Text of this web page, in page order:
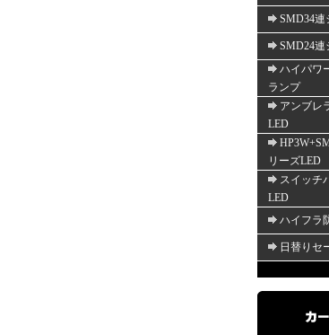
SMD34連
SMD24連
ハイパワ
ランプ
アンブレ
LED
リーズLED
スイッチ
LED
ハイフラ
日替りセ